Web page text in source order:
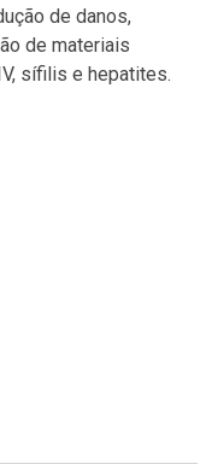
de danos,
de materiais
sífilis e hepatites.